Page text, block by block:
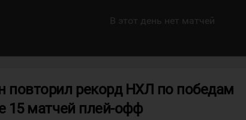
В этот день нет матчей
повторил рекорд НХЛ по победам
15 матчей плей-офф